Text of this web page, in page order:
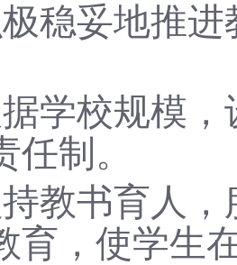
稳妥地推
学校规模
制。
教书育人
育，使学生